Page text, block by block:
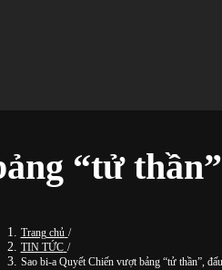
“tử
Trang chủ /
TIN TỨC /
Sao bi-a Quyết Chiến vượt bảng “tử thần”,